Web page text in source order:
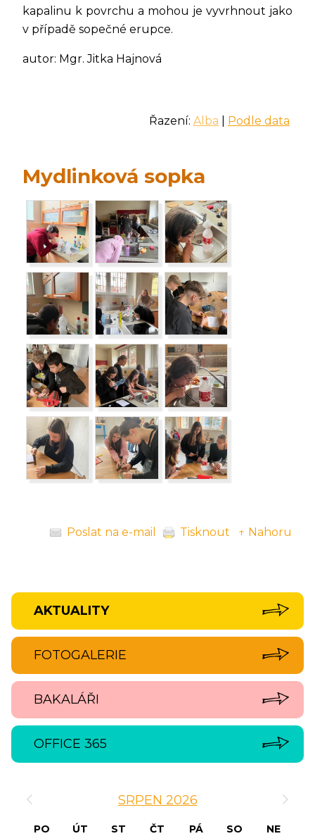
kapalinu k povrchu a mohou je vyvrhnout jako
v případě sopečné erupce.
autor: Mgr. Jitka Hajnová
Řazení: Alba Podle data
Mydlinková sopka
Poslat na e-mail Tisknout ↑ Nahoru
AKTUALITY
FOTOGALERIE
BAKALÁŘI
OFFICE 365
SRPEN 2026
PO ÚT ST ČT PÁ SO
NE